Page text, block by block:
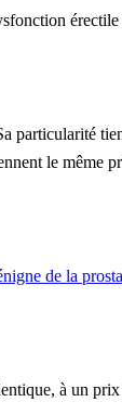
particularité
le même
de la
à un